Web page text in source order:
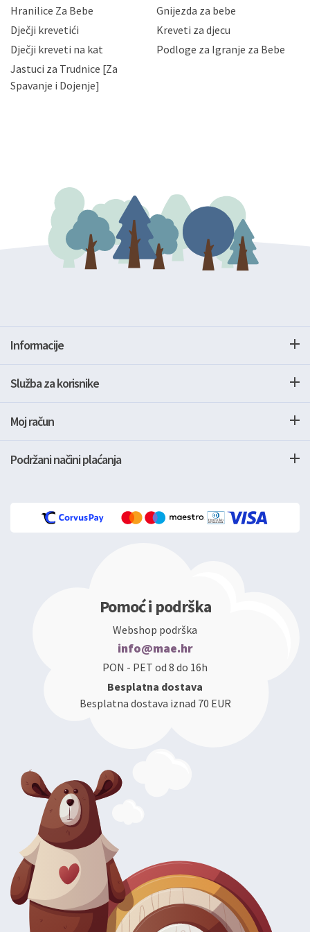
slučajevima koji su dozvoljeni zakonima. Napominjemo
da možete u svako doba, u potpunosti ili djelomice,
zatražiti prestanak aktivnosti obrade Vaših osobnih
podataka. Opoziv privole možete podnijeti poštom na
gore navedenu adresu ili e-mailom na adresu:
Hranilice Za Bebe
Gnijezda za bebe
Dječji krevetići
Kreveti za djecu
Dječji kreveti na kat
Podloge za Igranje za Bebe
Jastuci za Trudnice [Za
Spavanje i Dojenje]
Informacije
Služba za korisnike
Moj račun
Podržani načini plaćanja
Pomoć i podrška
Webshop podrška
info@mae.hr
PON - PET od 8 do 16h
Besplatna dostava
Besplatna dostava iznad 70 EUR